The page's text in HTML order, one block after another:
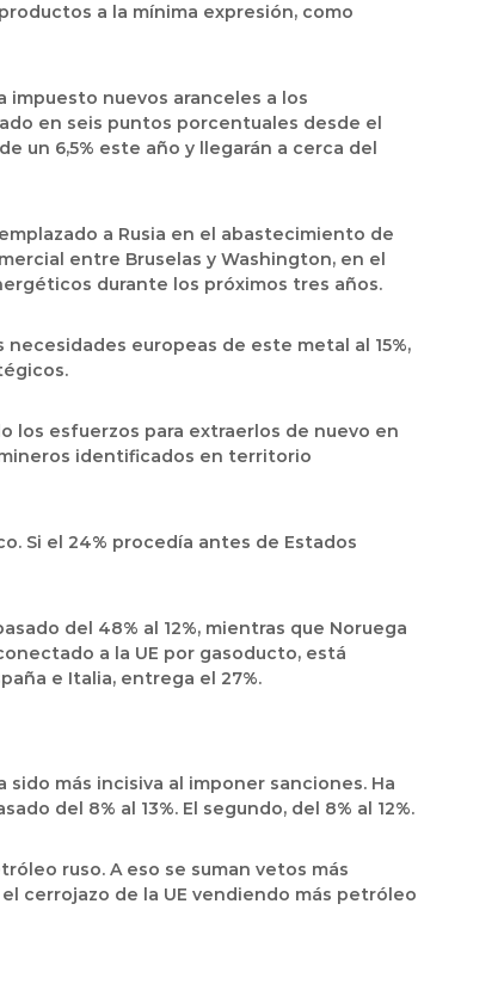
a la mínima expresión, como
impuesto nuevos aranceles a los
en seis puntos porcentuales desde el
un 6,5% este año y llegarán a cerca del
a Rusia en el abastecimiento de
entre Bruselas y Washington, en el
durante los próximos tres años.
europeas de este metal al 15%,
los esfuerzos para extraerlos de nuevo en
identificados en territorio
Si el 24% procedía antes de Estados
del 48% al 12%, mientras que Noruega
a la UE por gasoducto, está
e Italia, entrega el 27%.
más incisiva al imponer sanciones. Ha
del 8% al 13%. El segundo, del 8% al 12%.
ruso. A eso se suman vetos más
cerrojazo de la UE vendiendo más petróleo